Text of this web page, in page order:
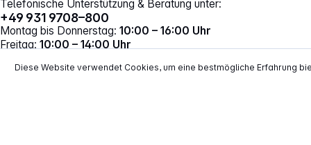
Telefonische Unterstützung & Beratung unter:
+49 931 9708–800
Montag bis Donnerstag: 10:00 – 16:00 Uhr
Freitag: 10:00 – 14:00 Uhr
Diese Website verwendet Cookies, um eine bestmögliche Erfahrung